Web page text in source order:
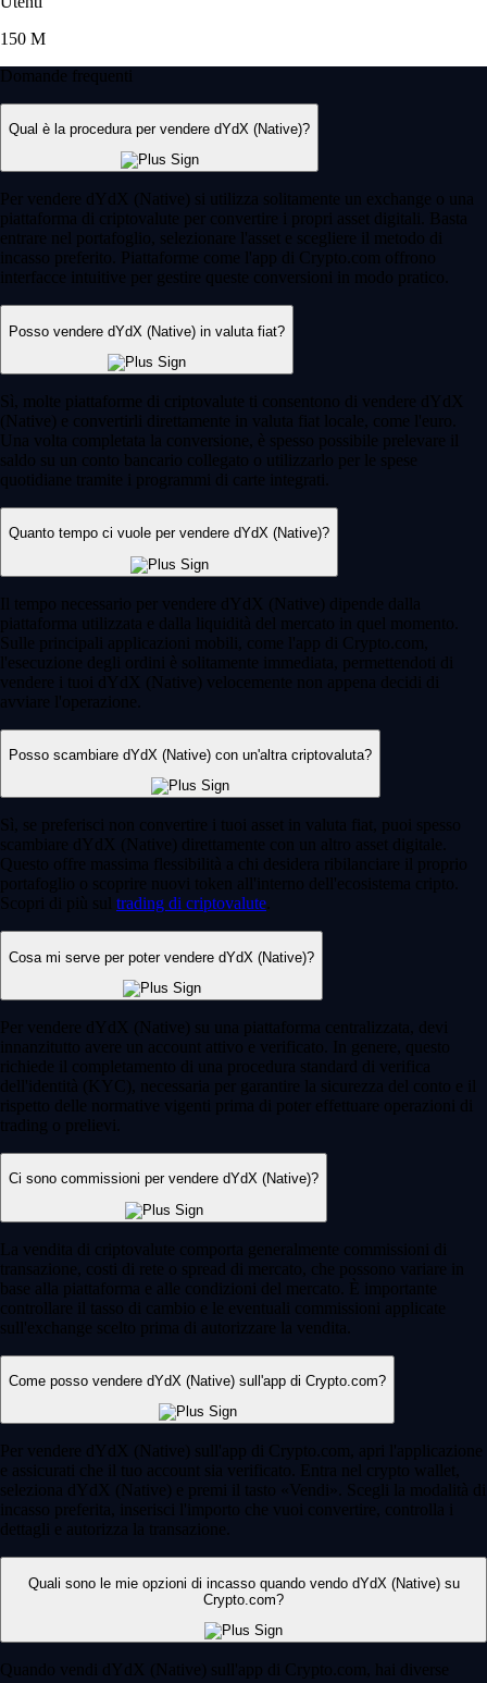
150 M
Domande frequenti
Qual è la procedura per vendere dYdX (Native)?
Per vendere dYdX (Native) si utilizza solitamente un exchange o una
piattaforma di criptovalute per convertire i propri asset digitali. Basta
entrare nel portafoglio, selezionare l'asset e scegliere il metodo di
incasso preferito. Piattaforme come l'app di Crypto.com offrono
interfacce intuitive per gestire queste conversioni in modo pratico.
Posso vendere dYdX (Native) in valuta fiat?
Sì, molte piattaforme di criptovalute ti consentono di vendere dYdX
(Native) e convertirli direttamente in valuta fiat locale, come l'euro.
Una volta completata la conversione, è spesso possibile prelevare il
saldo su un conto bancario collegato o utilizzarlo per le spese
quotidiane tramite i programmi di carte integrati.
Quanto tempo ci vuole per vendere dYdX (Native)?
Il tempo necessario per vendere dYdX (Native) dipende dalla
piattaforma utilizzata e dalla liquidità del mercato in quel momento.
Sulle principali applicazioni mobili, come l'app di Crypto.com,
l'esecuzione degli ordini è solitamente immediata, permettendoti di
vendere i tuoi dYdX (Native) velocemente non appena decidi di
avviare l'operazione.
Posso scambiare dYdX (Native) con un'altra criptovaluta?
Sì, se preferisci non convertire i tuoi asset in valuta fiat, puoi spesso
scambiare dYdX (Native) direttamente con un altro asset digitale.
Questo offre massima flessibilità a chi desidera ribilanciare il proprio
portafoglio o scoprire nuovi token all'interno dell'ecosistema cripto.
Scopri di più sul trading di criptovalute
Cosa mi serve per poter vendere dYdX (Native)?
Per vendere dYdX (Native) su una piattaforma centralizzata, devi
innanzitutto avere un account attivo e verificato. In genere, questo
richiede il completamento di una procedura standard di verifica
dell'identità (KYC), necessaria per garantire la sicurezza del conto e il
rispetto delle normative vigenti prima di poter effettuare operazioni di
trading o prelievi.
Ci sono commissioni per vendere dYdX (Native)?
La vendita di criptovalute comporta generalmente commissioni di
transazione, costi di rete o spread di mercato, che possono variare in
base alla piattaforma e alle condizioni del mercato. È importante
controllare il tasso di cambio e le eventuali commissioni applicate
sull'exchange scelto prima di autorizzare la vendita.
Come posso vendere dYdX (Native) sull'app di Crypto.com?
Per vendere dYdX (Native) sull'app di Crypto.com, apri l'applicazione
e assicurati che il tuo account sia verificato. Entra nel crypto wallet,
seleziona dYdX (Native) e premi il tasto «Vendi». Scegli la modalità di
incasso preferita, inserisci l'importo che vuoi convertire, controlla i
dettagli e autorizza la transazione.
Quali sono le mie opzioni di incasso quando vendo dYdX (Native) su
Crypto.com?
Quando vendi dYdX (Native) sull'app di Crypto.com, hai diverse